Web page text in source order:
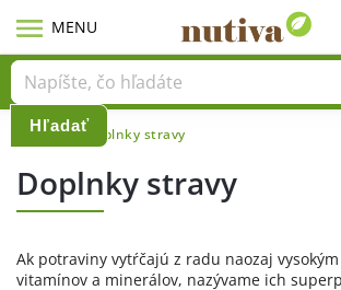
Hľadať
Domov / Doplnky stravy
Doplnky stravy
Ak potraviny vytŕčajú z radu naozaj
vitamínov a minerálov, nazývame ich